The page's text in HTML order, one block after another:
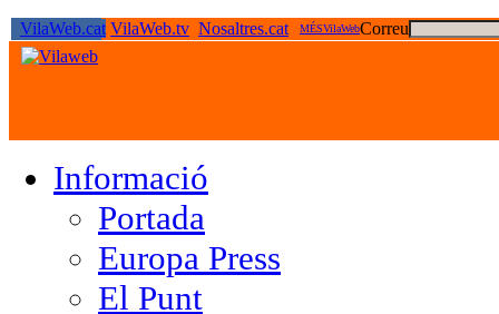
VilaWeb.cat VilaWeb.tv Nosaltres.cat MÉSVilaWebCorreu
Informació
Portada
Europa Press
El Punt